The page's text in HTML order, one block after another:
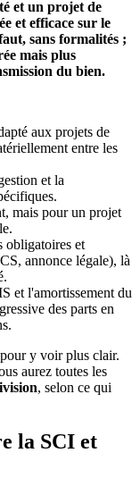
et un projet de
et efficace sur le
sans formalités ;
mais plus
du bien.
aux projets de
entre les
et la
mais pour un projet
obligatoires et
annonce légale), là
et l'amortissement du
des parts en
y voir plus clair.
aurez toutes les
, selon ce qui
la SCI et